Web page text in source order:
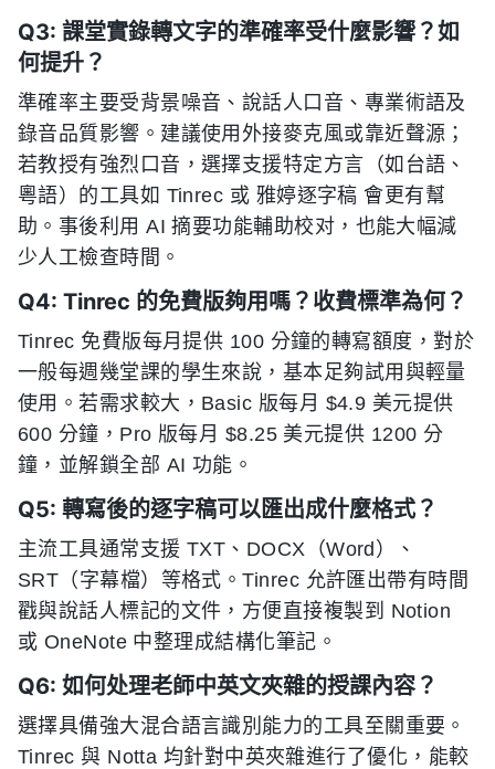
Q3: 課堂實錄轉文字的準確率受什麼影響？如
何提升？
準確率主要受背景噪音、說話人口音、專業術語及
錄音品質影響。建議使用外接麥克風或靠近聲源；
若教授有強烈口音，選擇支援特定方言（如台語、
粵語）的工具如 Tinrec 或 雅婷逐字稿 會更有幫
助。事後利用 AI 摘要功能輔助校对，也能大幅減
少人工檢查時間。
Q4: Tinrec 的免費版夠用嗎？收費標準為何？
Tinrec 免費版每月提供 100 分鐘的轉寫額度，對於
一般每週幾堂課的學生來說，基本足夠試用與輕量
使用。若需求較大，Basic 版每月 $4.9 美元提供
600 分鐘，Pro 版每月 $8.25 美元提供 1200 分
鐘，並解鎖全部 AI 功能。
Q5: 轉寫後的逐字稿可以匯出成什麼格式？
主流工具通常支援 TXT、DOCX（Word）、
SRT（字幕檔）等格式。Tinrec 允許匯出帶有時間
戳與說話人標記的文件，方便直接複製到 Notion
或 OneNote 中整理成結構化筆記。
Q6: 如何处理老師中英文夾雜的授課內容？
選擇具備強大混合語言識別能力的工具至關重要。
Tinrec 與 Notta 均針對中英夾雜進行了優化，能較